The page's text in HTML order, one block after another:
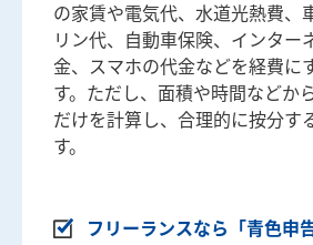
の家賃や電気代、水道光熱費、
リン代、自動車保険、インター
金、スマホの代金などを経費に
す。ただし、面積や時間などか
だけを計算し、合理的に按分す
す。
フリーランスなら「青色申